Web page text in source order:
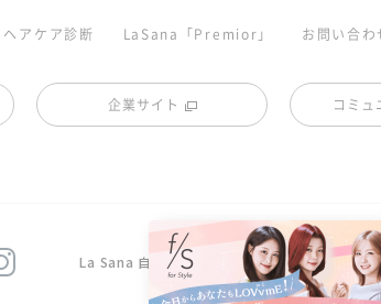
ヘアケア診断 LaSana「Premior」 お問い合わ
企業サイト コミュ
La Sana 自社工場